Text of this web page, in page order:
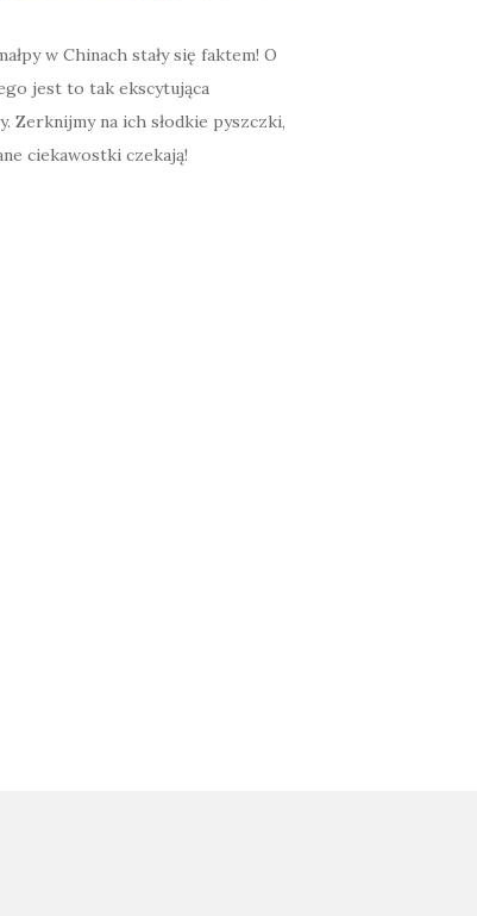
w Chinach stały się faktem! O
jest to tak ekscytująca
Zerknijmy na ich słodkie pyszczki,
ciekawostki czekają!